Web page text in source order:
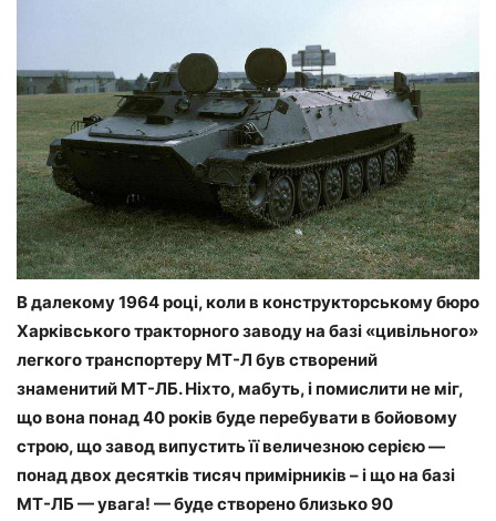
В далекому 1964 році, коли в конструкторському бюро
Харківського тракторного заводу на базі «цивільного»
легкого транспортеру МТ-Л був створений
знаменитий МТ-ЛБ. Ніхто, мабуть, і помислити не міг,
що вона понад 40 років буде перебувати в бойовому
строю, що завод випустить її величезною серією —
понад двох десятків тисяч примірників – і що на базі
МТ-ЛБ — увага! — буде створено близько 90